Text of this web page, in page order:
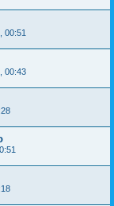
00:51
00:43